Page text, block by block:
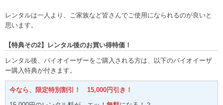
レンタルは一人より、ご家族など皆さんでご使用になられるのが良いと
思います。
【特典その2】レンタル後のお買い得特価！
レンタル後、バイオイーザーをご購入される方は、以下のバイオイーザ
ー購入特典が付きます。
今なら、限定特別割引！ 15,000円引き！